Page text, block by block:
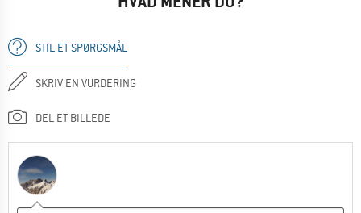
STIL ET SPØRGSMÅL
SKRIV EN VURDERING
DEL ET BILLEDE